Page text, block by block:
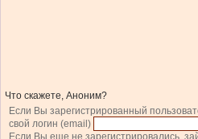
Что скажете, Аноним?
Если Вы зарегистрированный
свой логин (email)
Если Вы еще не зарегистрировались,